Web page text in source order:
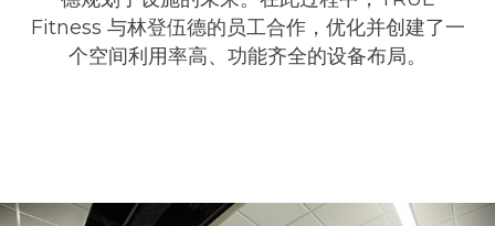
Fitness 与林登伍德的员工合作，优化并创建了一
个空间利用率高、功能齐全的设备布局。